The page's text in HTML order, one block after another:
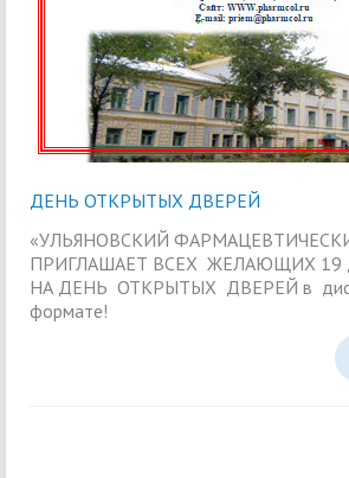
ДЕНЬ ОТКРЫТЫХ ДВЕРЕЙ
«УЛЬЯНОВСКИЙ
ПРИГЛАШАЕТ ВСЕХ ЖЕЛАЮЩИХ 19
НА ДЕНЬ ОТКРЫТЫХ ДВЕРЕЙ в
формате!